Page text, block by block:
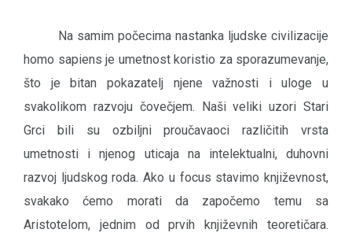
Na samim počecima nastanka ljudske civilizacije
homo sapiens je umetnost koristio za sporazumevanje,
što je bitan pokazatelj njene važnosti i uloge u
svakolikom razvoju čovečjem. Naši veliki uzori Stari
Grci bili su ozbiljni proučavaoci različitih vrsta
umetnosti i njenog uticaja na intelektualni, duhovni
razvoj ljudskog roda. Ako u focus stavimo književnost,
svakako ćemo morati da započemo temu sa
Aristotelom, jednim od prvih književnih teoretičara.